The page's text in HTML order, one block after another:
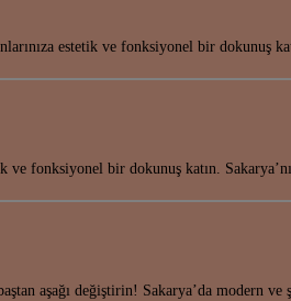
estetik ve fonksiyonel bir
ve fonksiyonel bir dokunuş katın.
aşağı değiştirin! Sakarya’da modern